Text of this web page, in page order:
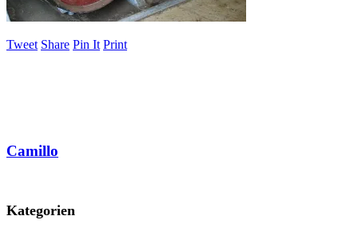
Tweet Share Pin It Print
Camillo
Kategorien